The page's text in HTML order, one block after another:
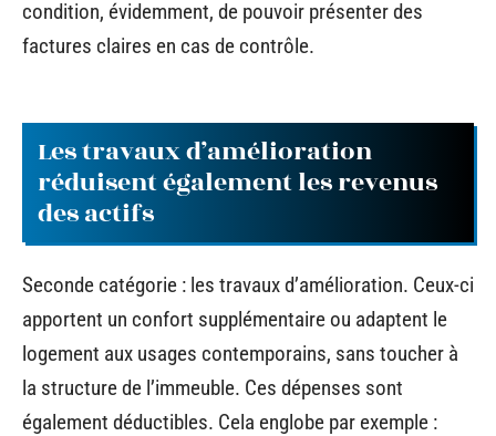
condition, évidemment, de pouvoir présenter des
factures claires en cas de contrôle.
Les travaux d’amélioration
réduisent également les revenus
des actifs
Seconde catégorie : les travaux d’amélioration. Ceux-ci
apportent un confort supplémentaire ou adaptent le
logement aux usages contemporains, sans toucher à
la structure de l’immeuble. Ces dépenses sont
également déductibles. Cela englobe par exemple :